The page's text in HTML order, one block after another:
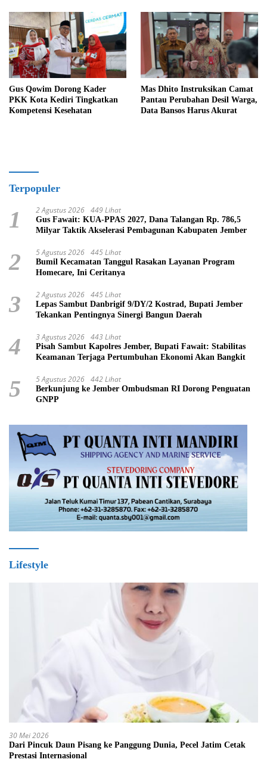
Gus Qowim Dorong Kader
PKK Kota Kediri Tingkatkan
Kompetensi Kesehatan
Mas Dhito Instruksikan Camat
Pantau Perubahan Desil Warga,
Data Bansos Harus Akurat
Terpopuler
1 2 Agustus 2026 449 Lihat
Gus Fawait: KUA-PPAS 2027, Dana Talangan Rp. 786,5
Milyar Taktik Akselerasi Pembagunan Kabupaten Jember
2 5 Agustus 2026 445 Lihat
Bumil Kecamatan Tanggul Rasakan Layanan Program
Homecare, Ini Ceritanya
3 2 Agustus 2026 445 Lihat
Lepas Sambut Danbrigif 9/DY/2 Kostrad, Bupati Jember
Tekankan Pentingnya Sinergi Bangun Daerah
4 3 Agustus 2026 443 Lihat
Pisah Sambut Kapolres Jember, Bupati Fawait: Stabilitas
Keamanan Terjaga Pertumbuhan Ekonomi Akan Bangkit
5 5 Agustus 2026 442 Lihat
Berkunjung ke Jember Ombudsman RI Dorong Penguatan
GNPP
Lifestyle
30 Mei 2026
Dari Pincuk Daun Pisang ke Panggung Dunia, Pecel Jatim Cetak
Prestasi Internasional